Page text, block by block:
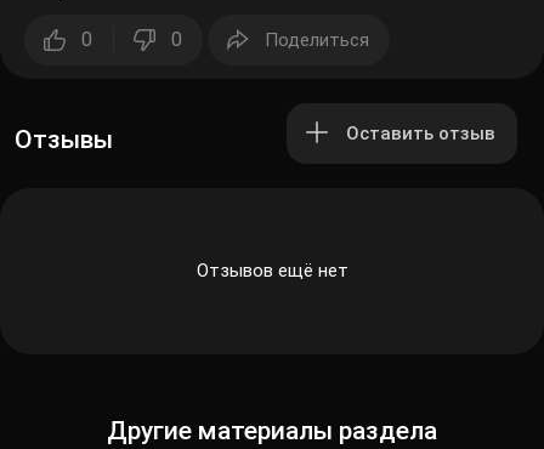
0 0 Поделиться
Отзывы Оставить отзыв
Отзывов ещё нет
Другие материалы раздела